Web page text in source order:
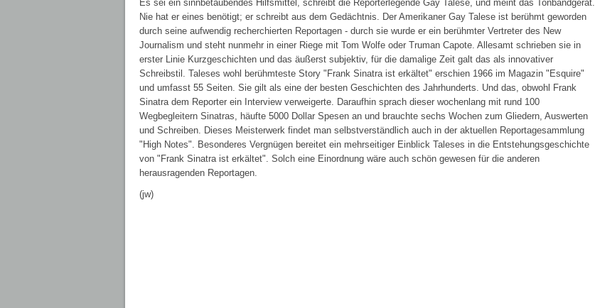
Es sei ein sinnbetäubendes Hilfsmittel, schreibt die Reporterlegende Gay Talese, und meint das Tonbandgerät.
Nie hat er eines benötigt; er schreibt aus dem Gedächtnis. Der Amerikaner Gay Talese ist berühmt geworden
durch seine aufwendig recherchierten Reportagen - durch sie wurde er ein berühmter Vertreter des New
Journalism und steht nunmehr in einer Riege mit Tom Wolfe oder Truman Capote. Allesamt schrieben sie in
erster Linie Kurzgeschichten und das äußerst subjektiv, für die damalige Zeit galt das als innovativer
Schreibstil. Taleses wohl berühmteste Story "Frank Sinatra ist erkältet" erschien 1966 im Magazin "Esquire"
und umfasst 55 Seiten. Sie gilt als eine der besten Geschichten des Jahrhunderts. Und das, obwohl Frank
Sinatra dem Reporter ein Interview verweigerte. Daraufhin sprach dieser wochenlang mit rund 100
Wegbegleitern Sinatras, häufte 5000 Dollar Spesen an und brauchte sechs Wochen zum Gliedern, Auswerten
und Schreiben. Dieses Meisterwerk findet man selbstverständlich auch in der aktuellen Reportagesammlung
"High Notes". Besonderes Vergnügen bereitet ein mehrseitiger Einblick Taleses in die Entstehungsgeschichte
von "Frank Sinatra ist erkältet". Solch eine Einordnung wäre auch schön gewesen für die anderen
herausragenden Reportagen.
(jw)